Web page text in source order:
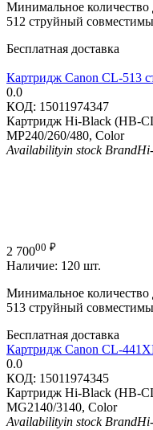
Минимальное количество
512 струйный
Бесплатная доставка
Картридж Canon CL-513
0.0
КОД: 15011974347
Картридж Hi-Black (HB-
MP240/260/480, Color
Availabilityin stock Brand
2 70000 ₽
Наличие: 120 шт.
Минимальное
513 струйный
Бесплатная доставка
Картридж Canon CL-
0.0
КОД: 15011974345
Картридж Hi-Black (HB-
MG2140/3140, Color
Availabilityin stock Brand